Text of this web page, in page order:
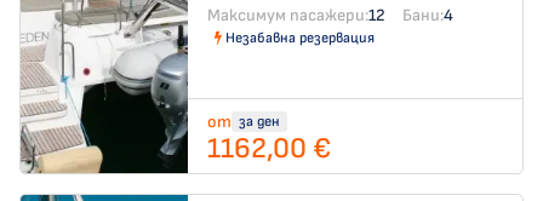
Максимум пасажери:12 Бани:4
Незабавна резервация
от за ден
1162,00 €